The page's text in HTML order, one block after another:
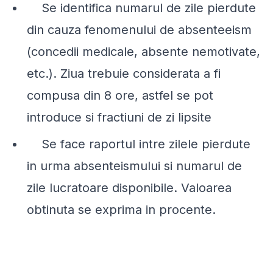
Se identifica numarul de zile pierdute
din cauza fenomenului de absenteeism
(concedii medicale, absente nemotivate,
etc.). Ziua trebuie considerata a fi
compusa din 8 ore, astfel se pot
introduce si fractiuni de zi lipsite
Se face raportul intre zilele pierdute
in urma absenteismului si numarul de
zile lucratoare disponibile. Valoarea
obtinuta se exprima in procente.